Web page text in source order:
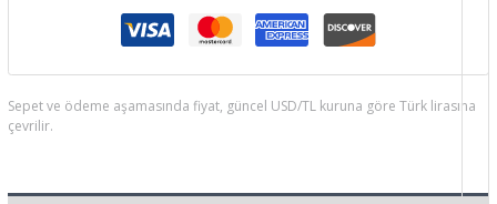
Sepet ve ödeme aşamasında fiyat, güncel USD/TL kuruna göre Türk lirasına
çevrilir.